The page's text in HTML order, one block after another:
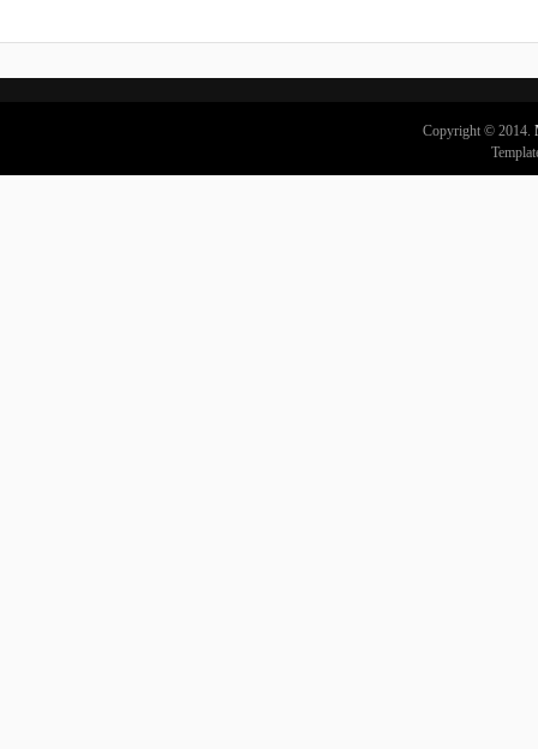
Copyright © 2014.